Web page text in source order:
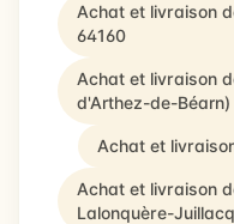
Achat et livraison
64160
Achat et livraison
d'Arthez-de-
Achat et
Achat et livraison
Lalonquère-